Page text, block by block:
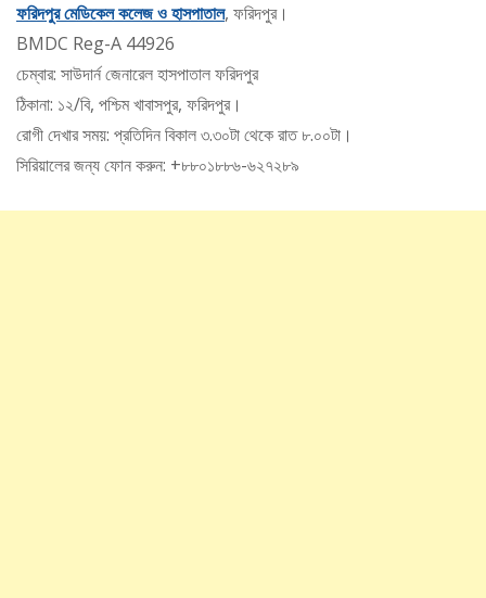
ফরিদপুর মেডিকেল কলেজ ও হাসপাতাল, ফরিদপুর।
BMDC Reg-A 44926
চেম্বার: সাউদার্ন জেনারেল হাসপাতাল ফরিদপুর
ঠিকানা: ১২/বি, পশ্চিম খাবাসপুর, ফরিদপুর।
রোগী দেখার সময়: প্রতিদিন বিকাল ৩.৩০টা থেকে রাত ৮.০০টা।
সিরিয়ালের জন্য ফোন করুন: +৮৮০১৮৮৬-৬২৭২৮৯